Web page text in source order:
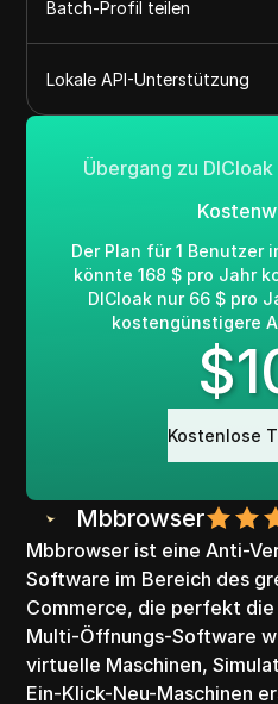
Batch-Profil teilen
Lokale API-Unterstützung
Übergang zu
Der Plan für 1 Benutzer
könnte 168 $ pro Jahr
DICloak nur 66 $ pro
kostengünstigere
$
Kostenlose
Mbbrowser
Mbbrowser ist eine Anti-
Software im Bereich des
Commerce, die perfekt
Multi-Öffnungs-Software
virtuelle Maschinen,
Ein-Klick-Neu-Maschinen